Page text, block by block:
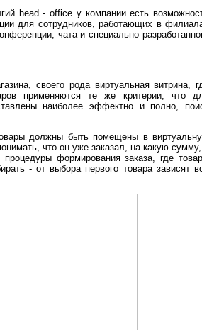
head - office у компании есть
для сотрудников, работающих в
чата и специально
своего рода виртуальная витрина,
применяются те же критерии, что
наиболее эффектно и полно,
должны быть помещены в
что он уже заказал, на какую
формирования заказа, где
- от выбора первого товара зависят